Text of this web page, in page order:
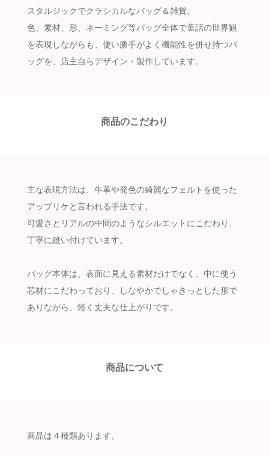
スタルジックでクラシカルなバッグ＆雑貨。
色、素材、形、ネーミング等バッグ全体で童話の世界観
を表現しながらも、使い勝手がよく機能性を併せ持つバ
ッグを、店主自らデザイン・製作しています。
商品のこだわり
主な表現方法は、牛革や発色の綺麗なフェルトを使った
アップリケと言われる手法です。
可愛さとリアルの中間のようなシルエットにこだわり、
丁寧に縫い付けています。
バッグ本体は、表面に見える素材だけでなく、中に使う
芯材にこだわっており、しなやかでしゃきっとした形で
ありながら、軽く丈夫な仕上がりです。
商品について
商品は４種類あります。